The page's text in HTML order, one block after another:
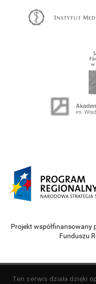
Projekt współfinansowany
Funduszu
Ten serwis działa dzięki